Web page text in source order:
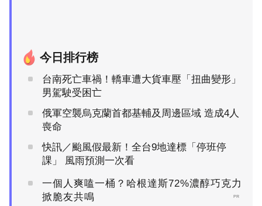
今日排行榜
台南死亡車禍！轎車遭大貨車壓「扭曲變形」
男駕駛受困亡
俄軍空襲烏克蘭首都基輔及周邊區域 造成4人
喪命
快訊／颱風假最新！全台9地達標「停班停
課」 風雨預測一次看
一個人爽嗑一桶？哈根達斯72%濃醇巧克力
掀脆友共鳴
PR